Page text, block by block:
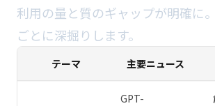
利用の量と質のギャップが明確に
ごとに深掘りします。
テーマ 主要ニュース
GPT-